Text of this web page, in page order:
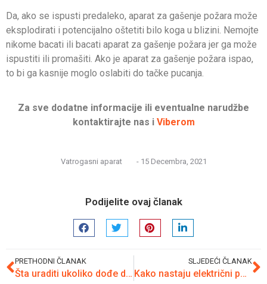
Da, ako se ispusti predaleko, aparat za gašenje požara može
eksplodirati i potencijalno oštetiti bilo koga u blizini. Nemojte
nikome bacati ili bacati aparat za gašenje požara jer ga može
ispustiti ili promašiti. Ako je aparat za gašenje požara ispao,
to bi ga kasnije moglo oslabiti do tačke pucanja.
Za sve dodatne informacije ili eventualne narudžbe
kontaktirajte nas i Viberom
Vatrogasni aparat - 15 Decembra, 2021
Podijelite ovaj članak
PRETHODNI ČLANAK
Šta uraditi ukoliko dođe do požara u kući?
SLJEDEĆI ČLANAK
Kako nastaju električni požari?